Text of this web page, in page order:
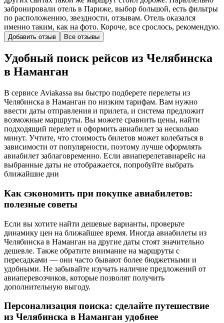
забронировали отель в Париже, выбор большой, есть фильтры
по расположению, звездности, отзывам. Отель оказался
именно таким, как на фото. Короче, все срослось, рекомендую.
Добавить отзыв Все отзывы
Удобный поиск рейсов из Челябинска
в Наманган
В сервисе Aviakassa вы быстро подберете перелеты из
Челябинска в Наманган по низким тарифам. Вам нужно
ввести даты отправления и прилета, и система предложит
возможные маршруты. Вы можете сравнить цены, найти
подходящий перелет и оформить авиабилет за несколько
минут. Учтите, что стоимость билетов может колебаться в
зависимости от популярности, поэтому лучше оформлять
авиабилет заблаговременно. Если авиаперелетавиарейс на
выбранные даты не отображается, попробуйте выбрать
ближайшие дни
Как сэкономить при покупке авиабилетов:
полезные советы
Если вы хотите найти дешевые варианты, проверьте
динамику цен на ближайшее время. Иногда авиабилеты из
Челябинска в Наманган на другие даты стоят значительно
дешевле. Также обратите внимание на маршруты с
пересадками — они часто бывают более бюджетными и
удобными. Не забывайте изучать наличие предложений от
авиаперевозчиков, которые позволят получить
дополнительную выгоду.
Персонализация поиска: сделайте путешествие
из Челябинска в Наманган удобнее